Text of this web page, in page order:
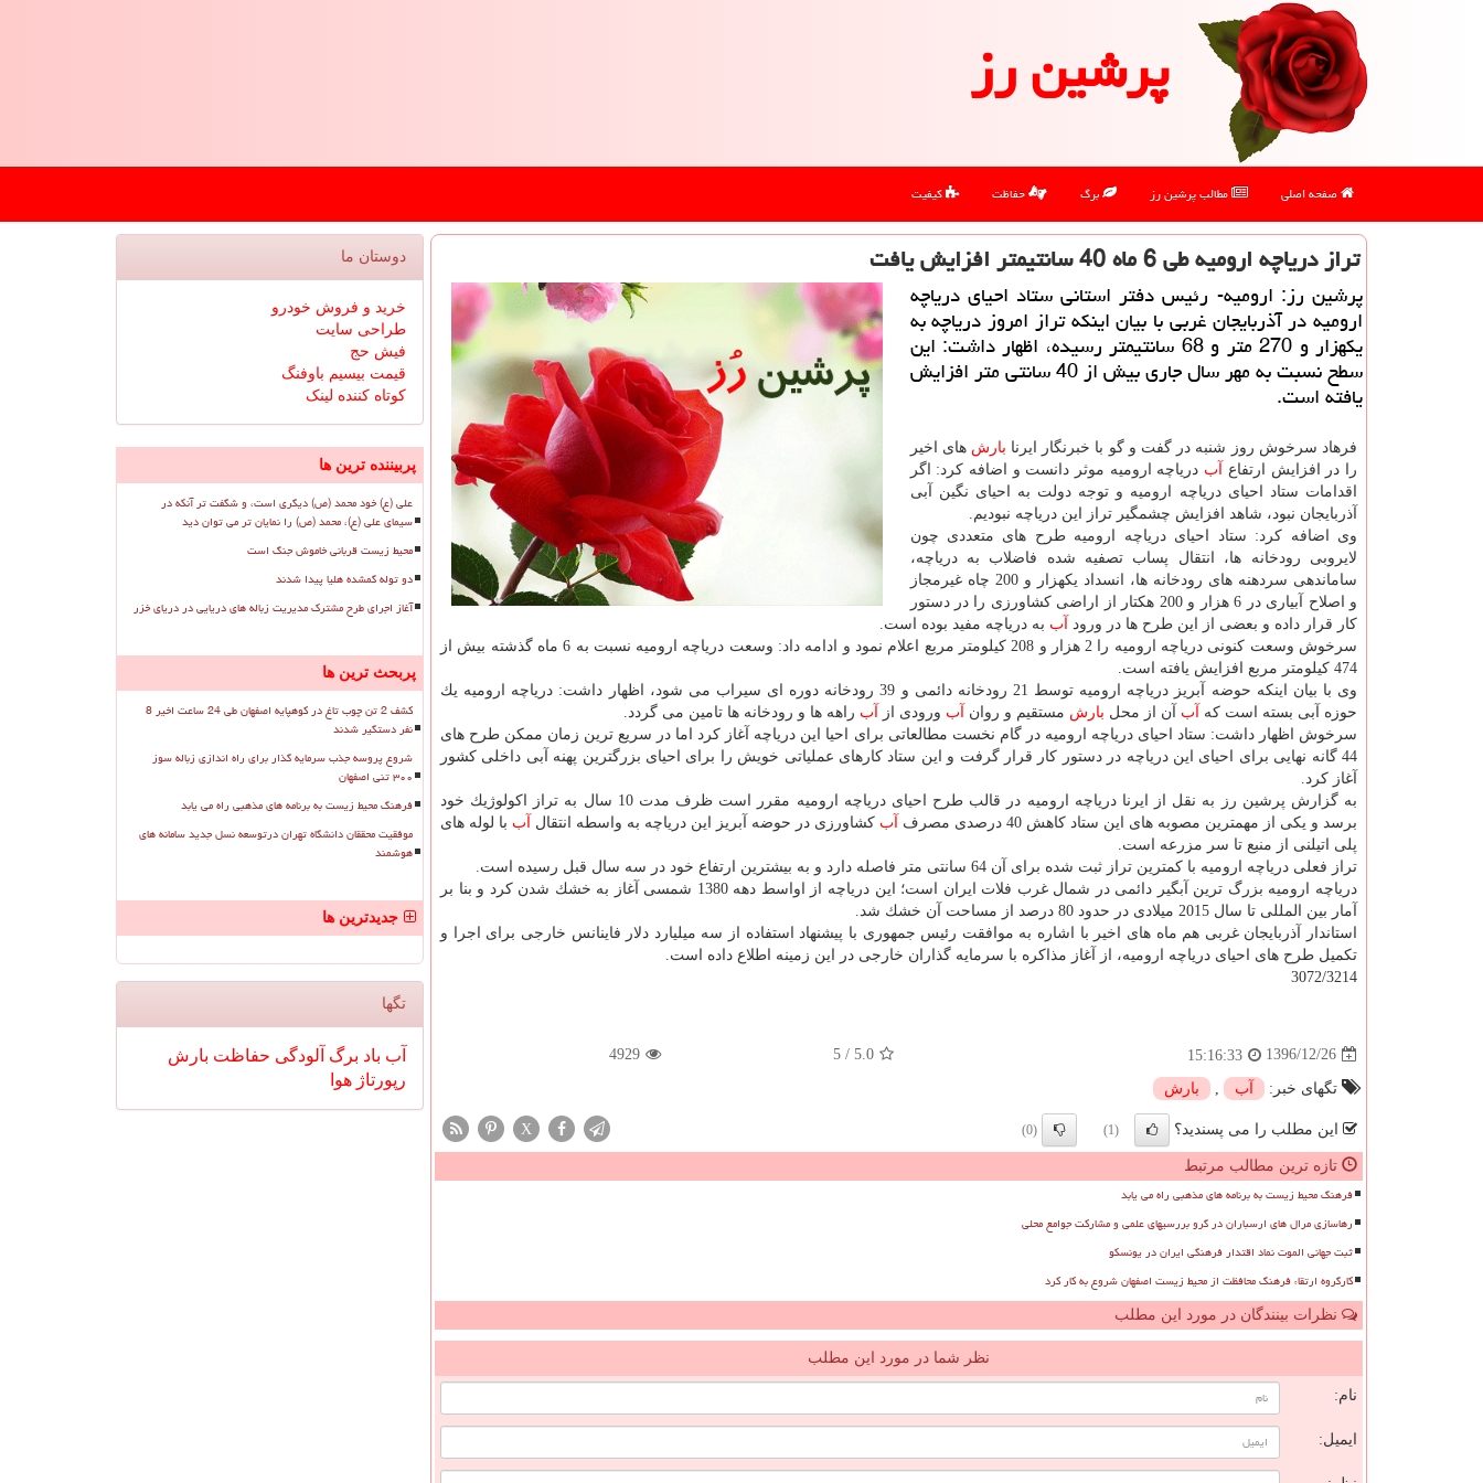
پرشین رز
صفحه اصلی مطالب پرشین رز برگ حفاظت کیفیت
تراز دریاچه ارومیه طی 6 ماه 40 سانتیمتر افزایش یافت
پرشین رز: ارومیه- رئیس دفتر استانی ستاد احیای دریاچه
ارومیه در آذربایجان غربی با بیان اینكه تراز امروز دریاچه به
یكهزار و 270 متر و 68 سانتیمتر رسیده، اظهار داشت: این
سطح نسبت به مهر سال جاری بیش از 40 سانتی متر افزایش
یافته است.
فرهاد سرخوش روز شنبه در گفت و گو با خبرنگار ایرنا بارش های اخیر
را در افزایش ارتفاع
آب دریاچه ارومیه موثر دانست و اضافه كرد: اگر
اقدامات ستاد احیای دریاچه ارومیه و توجه دولت به احیای نگین آبی
آذربایجان نبود، شاهد افزایش چشمگیر تراز این دریاچه نبودیم.
وی اضافه كرد: ستاد احیای دریاچه ارومیه طرح های متعددی چون
لایروبی رودخانه ها، انتقال پساب تصفیه شده فاضلاب به دریاچه،
ساماندهی سردهنه های رودخانه ها، انسداد یكهزار و 200 چاه غیرمجاز
و اصلاح آبیاری در 6 هزار و 200 هكتار از اراضی كشاورزی را در دستور
كار قرار داده و بعضی از این طرح ها در ورود آب به دریاچه مفید بوده است.
سرخوش وسعت كنونی دریاچه ارومیه را 2 هزار و 208 كیلومتر مربع اعلام نمود و ادامه داد: وسعت دریاچه ارومیه نسبت به 6 ماه گذشته بیش از
474 كیلومتر مربع افزایش یافته است.
وی با بیان اینكه حوضه آبریز دریاچه ارومیه توسط 21 رودخانه دائمی و 39 رودخانه دوره ای سیراب می شود، اظهار داشت: دریاچه ارومیه یك
حوزه آبی بسته است كه
آب آن از محل بارش مستقیم و روان آب ورودی از آب راهه ها و رودخانه ها تامین می گردد.
سرخوش اظهار داشت: ستاد احیای دریاچه ارومیه در گام نخست مطالعاتی برای احیا این دریاچه آغاز كرد اما در سریع ترین زمان ممكن طرح های
44 گانه نهایی برای احیای این دریاچه در دستور كار قرار گرفت و این ستاد كارهای عملیاتی خویش را برای احیای بزرگترین پهنه آبی داخلی كشور
آغاز كرد.
به گزارش پرشین رز به نقل از ایرنا دریاچه ارومیه در قالب طرح احیای دریاچه ارومیه مقرر است ظرف مدت 10 سال به تراز اكولوژیك خود
برسد و یكی از مهمترین مصوبه های این ستاد كاهش 40 درصدی مصرف
آب كشاورزی در حوضه آبریز این دریاچه به واسطه انتقال آب با لوله های
پلی اتیلنی از منبع تا سر مزرعه است.
تراز فعلی دریاچه ارومیه با كمترین تراز ثبت شده برای آن 64 سانتی متر فاصله دارد و به بیشترین ارتفاع خود در سه سال قبل رسیده است.
دریاچه ارومیه بزرگ ترین آبگیر دائمی در شمال غرب فلات ایران است؛ این دریاچه از اواسط دهه 1380 شمسی آغاز به خشك شدن كرد و بنا بر
آمار بین المللی تا سال 2015 میلادی در حدود 80 درصد از مساحت آن خشك شد.
استاندار آذربایجان غربی هم ماه های اخیر با اشاره به موافقت رئیس جمهوری با پیشنهاد استفاده از سه میلیارد دلار فاینانس خارجی برای اجرا و
تكمیل طرح های احیای دریاچه ارومیه، از آغاز مذاكره با سرمایه گذاران خارجی در این زمینه اطلاع داده است.
3072/3214
1396/12/26
15:16:33
5.0
/
5
4929
تگهای خبر: آب بارش
این مطلب را می پسندید؟ (1)
(0)
X
تازه ترین مطالب مرتبط
فرهنگ محیط زیست به برنامه های مذهبی راه می یابد
رهاسازی مرال های ارسباران در گرو بررسیهای علمی و مشارکت جوامع محلی
ثبت جهانی الموت نماد اقتدار فرهنگی ایران در یونسکو
کارگروه ارتقاء فرهنگ محافظت از محیط زیست اصفهان شروع به کار کرد
نظرات بینندگان در مورد این مطلب
نظر شما در مورد این مطلب
نام:
ایمیل:
دوستان ما
خرید و فروش خودرو
طراحی سایت
فیش حج
قیمت بیسیم باوفنگ
کوتاه کننده لینک
پربیننده ترین ها
علی (ع) خود محمد (ص) دیگری است، و شگفت تر آنکه در
سیمای علی (ع)، محمد (ص) را نمایان تر می توان دید
محیط زیست قربانی خاموش جنگ است
دو توله گمشده هلیا پیدا شدند
آغاز اجرای طرح مشترک مدیریت زباله های دریایی در دریای خزر
پربحث ترین ها
کشف 2 تن چوب تاغ در کوهپایه اصفهان طی 24 ساعت اخیر 8
نفر دستگیر شدند
شروع پروسه جذب سرمایه گذار برای راه اندازی زباله سوز
۳۰۰ تنی اصفهان
فرهنگ محیط زیست به برنامه های مذهبی راه می یابد
موفقیت محققان دانشگاه تهران درتوسعه نسل جدید سامانه های
هوشمند
جدیدترین ها
تگها
آب باد برگ آلودگی حفاظت بارش
رپورتاژ هوا